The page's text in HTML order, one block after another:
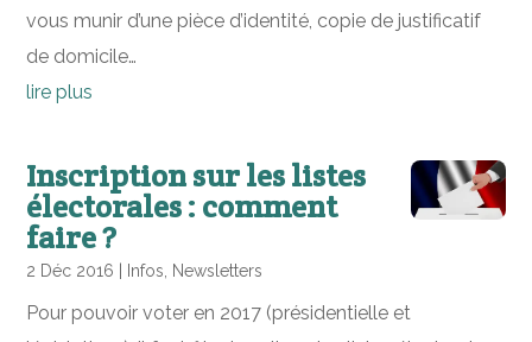
vous munir d’une pièce d’identité, copie de justificatif
de domicile…
lire plus
Inscription sur les listes
électorales : comment
faire ?
2 Déc 2016 Infos Newsletters
Pour pouvoir voter en 2017 (présidentielle et